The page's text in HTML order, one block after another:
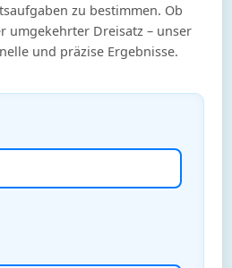
zu bestimmen. Ob
umgekehrter Dreisatz – unser
und präzise Ergebnisse.